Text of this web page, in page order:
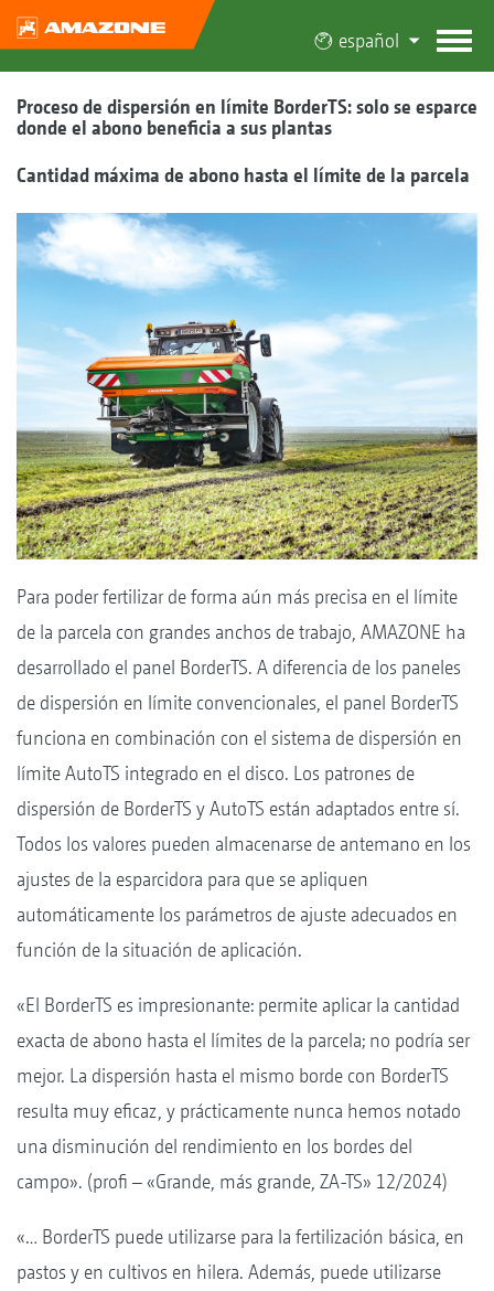
español
Proceso de dispersión en límite BorderTS: solo se esparce
donde el abono beneficia a sus plantas
Cantidad máxima de abono hasta el límite de la parcela
Para poder fertilizar de forma aún más precisa en el límite
de la parcela con grandes anchos de trabajo, AMAZONE ha
desarrollado el panel BorderTS. A diferencia de los paneles
de dispersión en límite convencionales, el panel BorderTS
funciona en combinación con el sistema de dispersión en
límite AutoTS integrado en el disco. Los patrones de
dispersión de BorderTS y AutoTS están adaptados entre sí.
Todos los valores pueden almacenarse de antemano en los
ajustes de la esparcidora para que se apliquen
automáticamente los parámetros de ajuste adecuados en
función de la situación de aplicación.
«El BorderTS es impresionante: permite aplicar la cantidad
exacta de abono hasta el límites de la parcela; no podría ser
mejor. La dispersión hasta el mismo borde con BorderTS
resulta muy eficaz, y prácticamente nunca hemos notado
una disminución del rendimiento en los bordes del
campo». (profi – «Grande, más grande, ZA-TS» 12/2024)
«… BorderTS puede utilizarse para la fertilización básica, en
pastos y en cultivos en hilera. Además, puede utilizarse